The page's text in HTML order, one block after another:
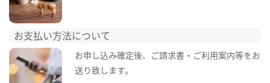
お支払い方法について
お申し込み確定後、ご請求書・ご利用案内等をお
送り致します。